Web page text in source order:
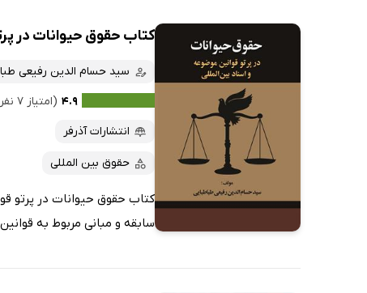
کتاب حقوق حیوانات در
سید حسام الدین رفیعی
۴.۹ (امتیاز ۷ نفر)
انتشارات آذرفر
حقوق بین المللی
کتاب حقوق حیوانات در پرتو
سابقه و مبانی مربوط به